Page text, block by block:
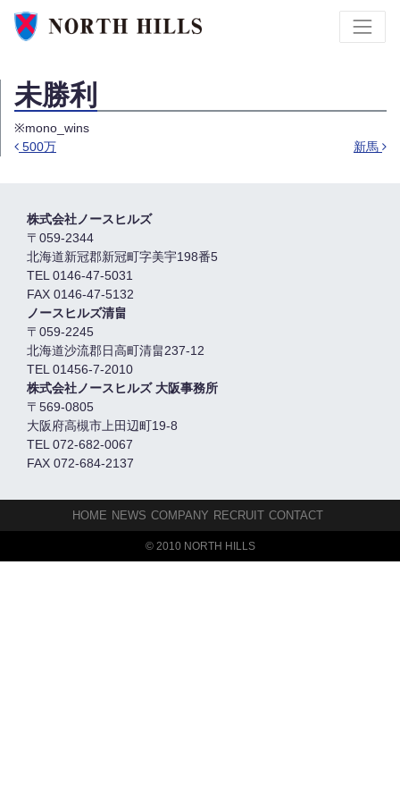
未勝利
※mono_wins
500万 新馬
株式会社ノースヒルズ
〒059-2344
北海道新冠郡新冠町字美宇198番5
TEL 0146-47-5031
FAX 0146-47-5132
ノースヒルズ清畠
〒059-2245
北海道沙流郡日高町清畠237-12
TEL 01456-7-2010
株式会社ノースヒルズ 大阪事務所
〒569-0805
大阪府高槻市上田辺町19-8
TEL 072-682-0067
FAX 072-684-2137
HOME NEWS COMPANY RECRUIT CONTACT
© 2010 NORTH HILLS